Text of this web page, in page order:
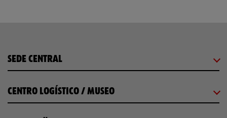
SEDE CENTRAL
CENTRO LOGÍSTICO / MUSEO